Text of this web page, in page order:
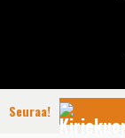
Seuraa!